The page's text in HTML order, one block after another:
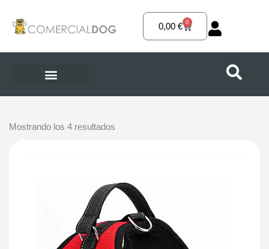
contenido
0,00€ 0
Carrito
Mostrando los 4 resultados